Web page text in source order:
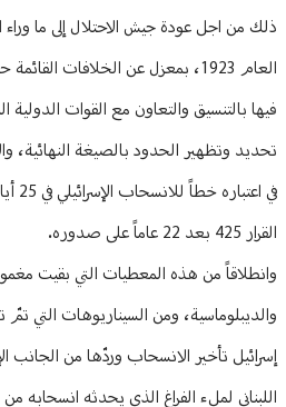
ذلك من اجل عودة جيش الاحتلال إلى ما وراء
فيها بالتنسيق والتعاون مع القوات الدولية
تحديد وتظهير الحدود بالصيغة النهائية،
القرار 425 بعد 22 عاماً على صدوره.
وانطلاقاً من هذه المعطيات التي بقيت
والديبلوماسية، ومن السيناريوهات التي
إسرائيل تأخير الانسحاب وردّها من الجانب
اللبناني لملء الفراغ الذي يحدثه انسحابه